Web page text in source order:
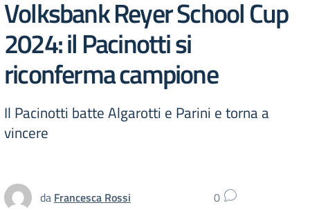
Volksbank Reyer School Cup
2024: il Pacinotti si
riconferma campione
Il Pacinotti batte Algarotti e Parini e torna a
vincere
da Francesca Rossi 0